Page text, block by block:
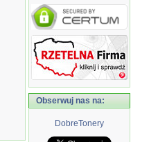
Obserwuj nas na:
DobreTonery